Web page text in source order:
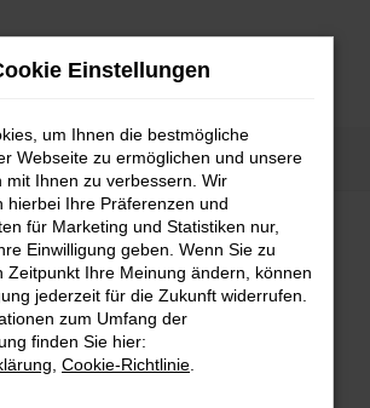
Fahrzeugmarkt
Error
Einstellungen
um Ihnen die bestmögliche
Webseite zu ermöglichen und unsere
mit Ihnen zu verbessern. Wir
hierbei Ihre Präferenzen und
für Marketing und Statistiken nur,
Einwilligung geben. Wenn Sie zu
Zeitpunkt Ihre Meinung ändern, können
jederzeit für die Zukunft widerrufen.
zum Umfang der
finden Sie hier:
Cookie-Richtlinie